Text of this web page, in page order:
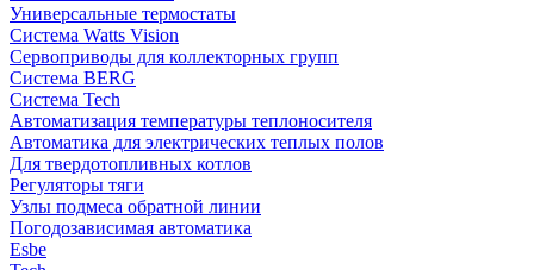
Универсальные термостаты
Система Watts Vision
Сервоприводы для коллекторных групп
Система BERG
Система Tech
Автоматизация температуры теплоносителя
Автоматика для электрических теплых полов
Для твердотопливных котлов
Регуляторы тяги
Узлы подмеса обратной линии
Погодозависимая автоматика
Esbe